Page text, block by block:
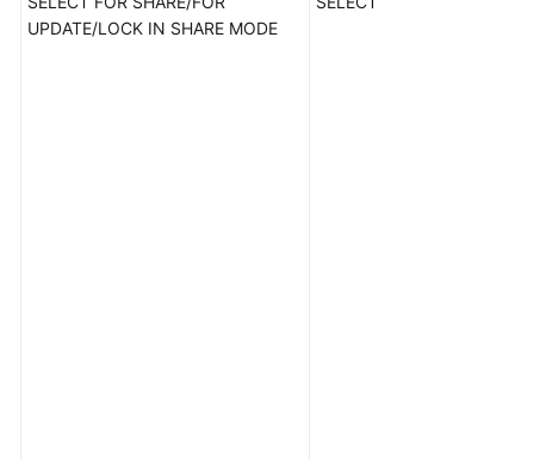
UPDATE/LOCK IN SHARE MODE